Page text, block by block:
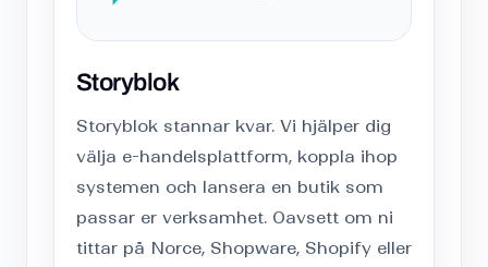
Storyblok
Storyblok stannar kvar. Vi hjälper dig
välja e-handelsplattform, koppla ihop
systemen och lansera en butik som
passar er verksamhet. Oavsett om ni
tittar på Norce, Shopware, Shopify eller